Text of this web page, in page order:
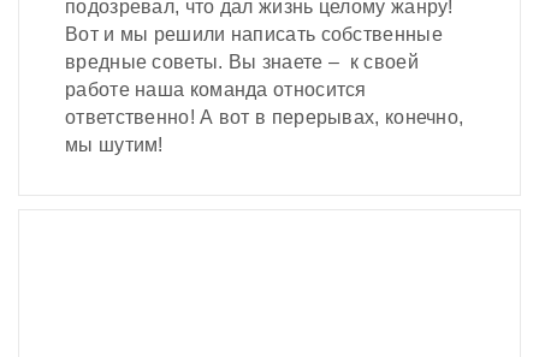
подозревал, что дал жизнь целому жанру!
Вот и мы решили написать собственные
вредные советы. Вы знаете – к своей
работе наша команда относится
ответственно! А вот в перерывах, конечно,
мы шутим!